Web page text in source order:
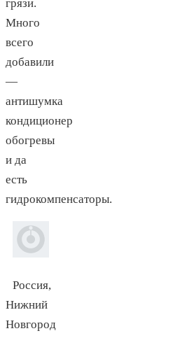
грязи.
Много
всего
добавили
—
антишумка
кондиционер
обогревы
и да
есть
гидрокомпенсаторы.
Россия,
Нижний
Новгород